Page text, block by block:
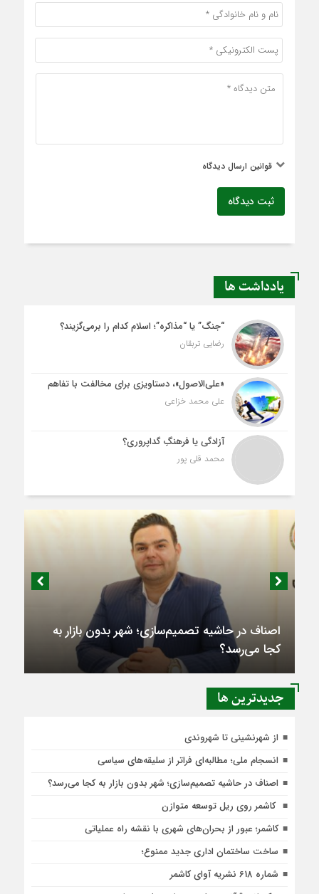
قوانین ارسال دیدگاه
ثبت دیدگاه
یادداشت ها
“جنگ” یا “مذاکره”؛ اسلام کدام را برمی‌گزیند؟
رضایی تربقان
«علی‌الاصول»، دستاویزی برای مخالفت با تفاهم
علی محمد خزاعی
آزادگی یا فرهنگِ گداپروری؟
محمد قلی پور
اصناف در حاشیه تصمیم‌سازی؛ شهر بدون بازار به
کجا می‌رسد؟
جديدترين ها
از شهرنشینی تا شهروندی
انسجام ملی؛ مطالبه‌ای فراتر از سلیقه‌های سیاسی
اصناف در حاشیه تصمیم‌سازی؛ شهر بدون بازار به کجا می‌رسد؟
کاشمر روی ریل توسعه متوازن
کاشمر؛ عبور از بحران‌های شهری با نقشه راه عملیاتی
ساخت ساختمان اداری جدید ممنوع؛
شماره 618 نشریه آوای کاشمر